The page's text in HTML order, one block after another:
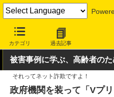
カテゴリ 過去記事
INTERNET Watch トピック
被害事例に学ぶ、高齢者の
それってネット詐欺ですよ！
政府機関を装って「Vプ